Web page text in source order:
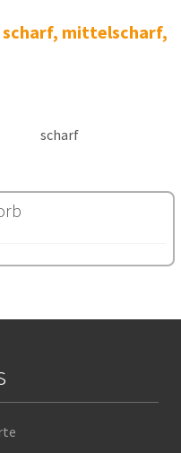
scharf, mittelscharf,
scharf